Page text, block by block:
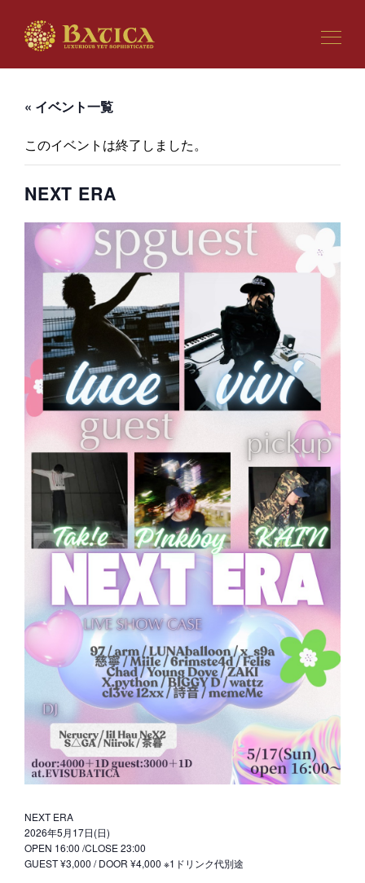
« イベント一覧
このイベントは終了しました。
NEXT ERA
NEXT ERA
2026年5月17日(日)
OPEN 16:00 /CLOSE 23:00
GUEST ¥3,000 / DOOR ¥4,000 ※1ドリンク代別途